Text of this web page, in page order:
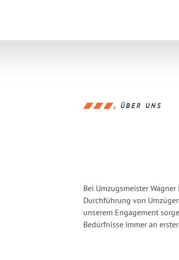
ÜBER UNS
Bei Umzugsmeister
Durchführung von
unserem Engagement
Bedürfnisse immer an